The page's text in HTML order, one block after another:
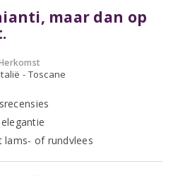
maar dan op
- Toscane
lams- of rundvlees